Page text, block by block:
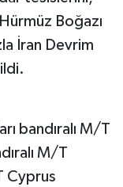
Boğazı
İran Devrim
bandıralı M/T
M/T
Cyprus